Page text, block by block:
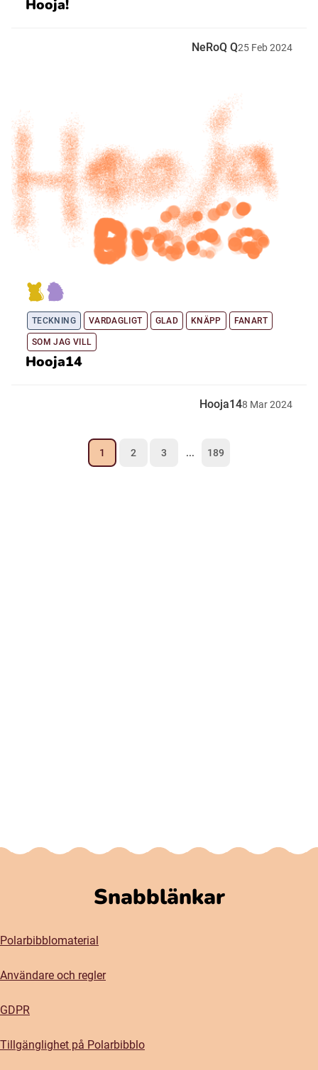
Hooja!
NeRoQ Q25 Feb2024
TECKNING VARDAGLIGT GLAD KNÄPP FANART
SOM JAG VILL
Hooja14
Hooja148 Mar2024
1 2 3 ... 189
Snabblänkar
Polarbibblomaterial
Användare och regler
GDPR
Tillgänglighet på Polarbibblo